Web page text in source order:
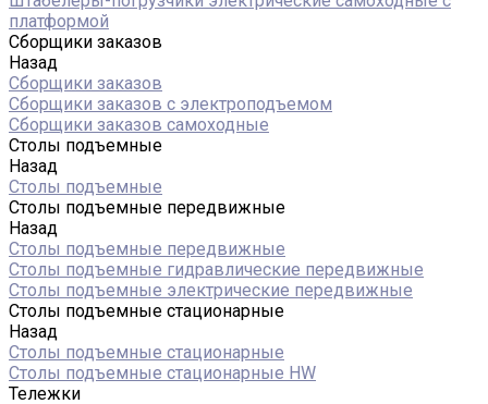
платформой
Сборщики заказов
Назад
Сборщики заказов
Сборщики заказов с электроподъемом
Сборщики заказов самоходные
Столы подъемные
Назад
Столы подъемные
Столы подъемные передвижные
Назад
Столы подъемные передвижные
Столы подъемные гидравлические передвижные
Столы подъемные электрические передвижные
Столы подъемные стационарные
Назад
Столы подъемные стационарные
Столы подъемные стационарные HW
Тележки